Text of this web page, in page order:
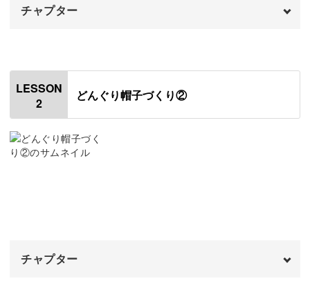
コロンとしてフォルムになるコツや、お子さんの頭の形に
合わせて作る方法など、動画内でしっかり解説しているの
チャプター
はじめに
使用材料・道具
どんぐり帽子のサイズ変更
LESSON
2
どんぐり帽子づくり②
チャプター